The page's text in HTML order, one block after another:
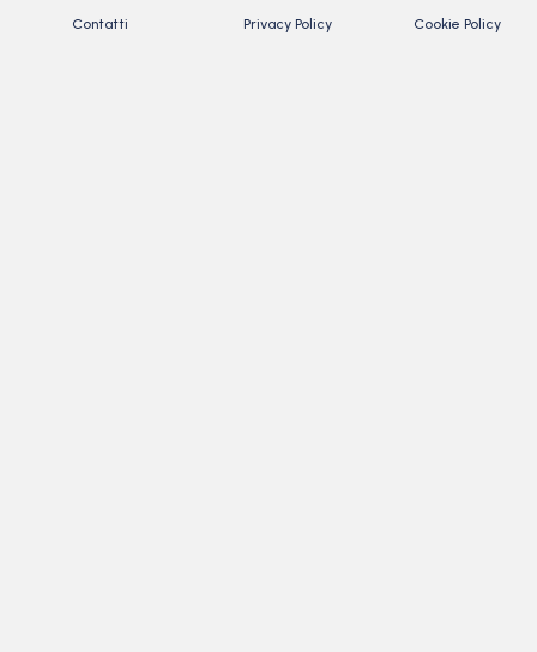
Contatti Privacy Policy Cookie Policy